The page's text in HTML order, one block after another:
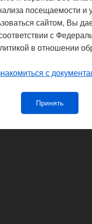
посещаемости и
сайтом, Вы
с
в отношении
с
Принять